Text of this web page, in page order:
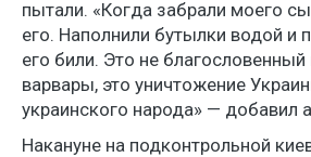
пытали. «Когда забрали моего
его. Наполнили бутылки водой и
его били. Это не
варвары, это уничтожение
украинского народа» — добавил
Накануне на подконтрольной